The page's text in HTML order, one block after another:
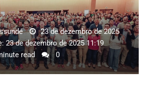
23 de dezembro de 2025
23 de dezembro de 2025 11:19
read 0